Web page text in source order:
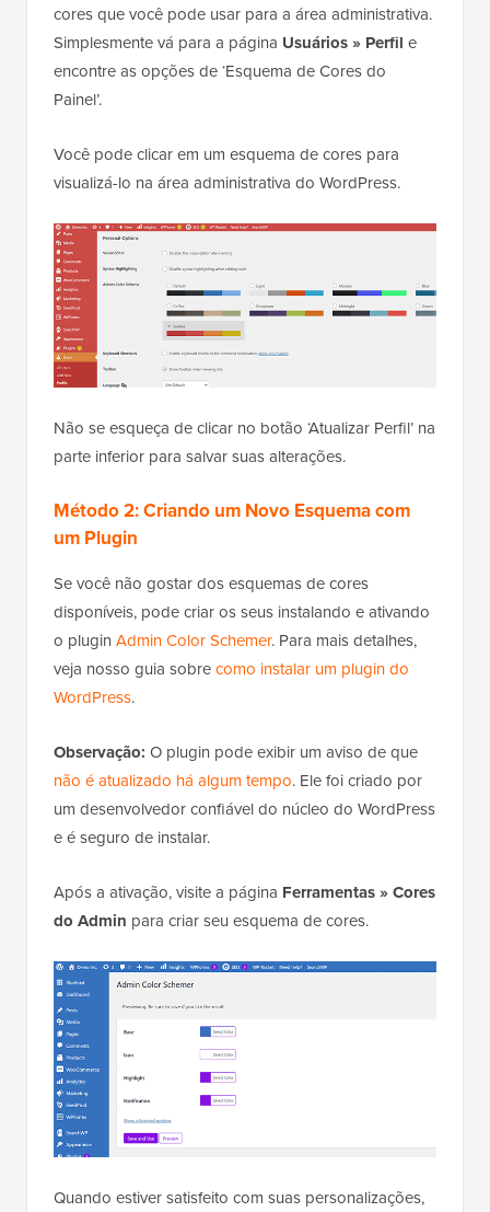
cores que você pode usar para a área administrativa.
Simplesmente vá para a página Usuários » Perfil e
encontre as opções de ‘Esquema de Cores do
Painel’.
Você pode clicar em um esquema de cores para
visualizá-lo na área administrativa do WordPress.
Não se esqueça de clicar no botão ‘Atualizar Perfil’ na
parte inferior para salvar suas alterações.
Método 2: Criando um Novo Esquema com
um Plugin
Se você não gostar dos esquemas de cores
disponíveis, pode criar os seus instalando e ativando
o plugin Admin Color Schemer. Para mais detalhes,
veja nosso guia sobrecomo instalar um plugin do
WordPress.
Observação: O plugin pode exibir um aviso de que
não é atualizado há algum tempo. Ele foi criado por
um desenvolvedor confiável do núcleo do WordPress
e é seguro de instalar.
Após a ativação, visite a página Ferramentas » Cores
do Admin para criar seu esquema de cores.
Quando estiver satisfeito com suas personalizações,